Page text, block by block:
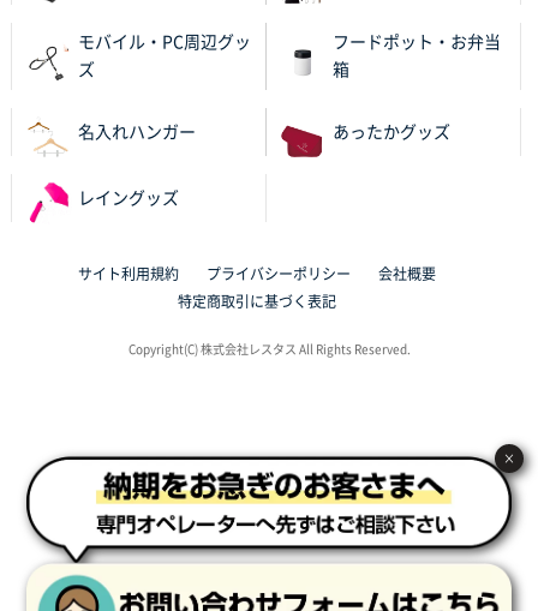
サイトが見やすい
ワンポイントポリ袋 A4サイズ
サイト構成が解りやすかったから
ブックメモ付箋
200枚
2025年10月16日 10:30
過去に製造をお願いしており、注文の流れがスムーズ
に進められるから
東京都S社様
ワンポイントポリ袋 A4サイズ
モバイル・PC周辺グッ
ズ
フードポット・お弁当
箱
名入れハンガー あったかグッズ
レイングッズ
サイト利用規約 プライバシーポリシー
会社概要
特定商取引に基づく表記
Copyright(C) 株式会社レスタス All Rights Reserved.
×